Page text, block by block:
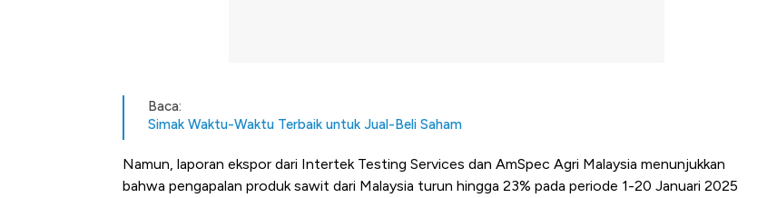
Baca:
Simak Waktu-Waktu Terbaik untuk Jual-Beli Saham
Namun, laporan ekspor dari Intertek Testing Services dan AmSpec Agri Malaysia menunjukkan
bahwa pengapalan produk sawit dari Malaysia turun hingga 23% pada periode 1-20 Januari 2025